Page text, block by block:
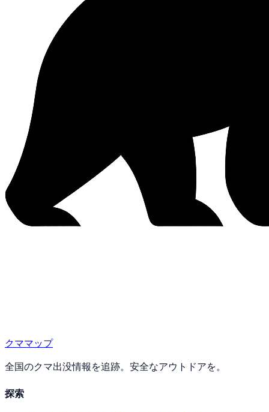
クママップ
全国のクマ出没情報を追跡。安全なアウトドアを。
探索